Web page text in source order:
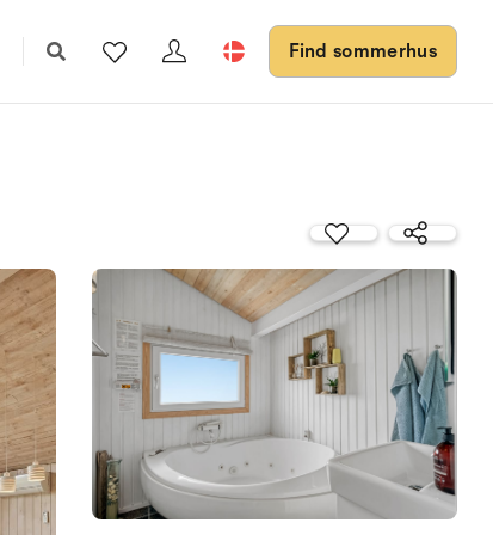
Find sommerhus